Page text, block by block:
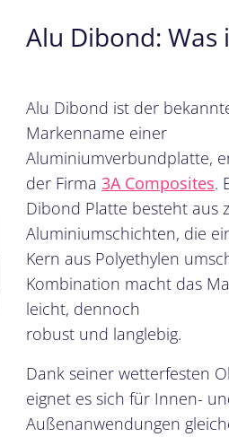
Alu Dibond: Was
Alu Dibond ist der
Markenname einer
Aluminiumverbundplatte,
der Firma 3A Composites.
Dibond Platte besteht aus
Aluminiumschichten, die
Kern aus Polyethylen
Kombination macht das
leicht, dennoch
robust und langlebig.
Dank seiner wetterfesten
eignet es sich für Innen-
Außenanwendungen